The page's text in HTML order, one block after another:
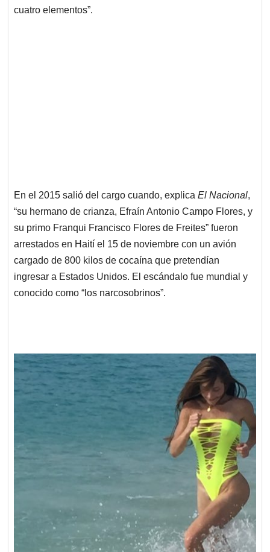
cuatro elementos”.
En el 2015 salió del cargo cuando, explica El Nacional,
“su hermano de crianza, Efraín Antonio Campo Flores, y
su primo Franqui Francisco Flores de Freites” fueron
arrestados en Haití el 15 de noviembre con un avión
cargado de 800 kilos de cocaína que pretendían
ingresar a Estados Unidos. El escándalo fue mundial y
conocido como “los narcosobrinos”.